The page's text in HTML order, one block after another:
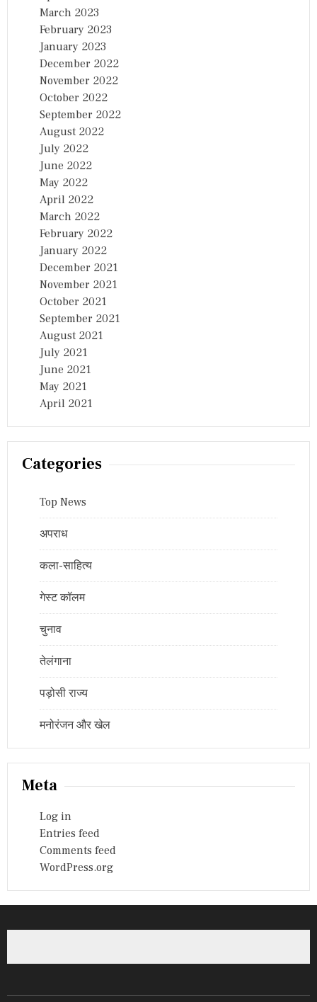
March 2023
February 2023
January 2023
December 2022
November 2022
October 2022
September 2022
August 2022
July 2022
June 2022
May 2022
April 2022
March 2022
February 2022
January 2022
December 2021
November 2021
October 2021
September 2021
August 2021
July 2021
June 2021
May 2021
April 2021
Categories
Top News
अपराध
कला-साहित्य
गेस्ट कॉलम
चुनाव
तेलंगाना
पड़ोसी राज्य
मनोरंजन और खेल
Meta
Log in
Entries feed
Comments feed
WordPress.org